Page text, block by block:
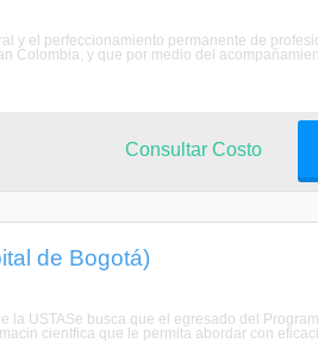
y el perfeccionamiento permanente de
Colombia, y que por medio del
Consultar Costo
de Bogotá)
USTASe busca que el egresado del
cientfica que le permita abordar con